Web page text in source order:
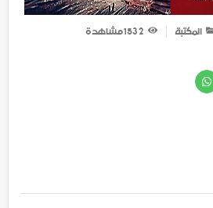
المكتبة 2 153
مشاهدة